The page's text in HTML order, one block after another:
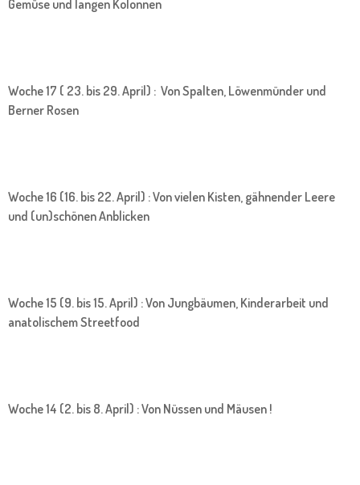
Gemüse und langen Kolonnen
Woche 17 ( 23. bis 29. April) : Von Spalten, Löwenmünder und
Berner Rosen
Woche 16 (16. bis 22. April) : Von vielen Kisten, gähnender Leere
und (un)schönen Anblicken
Woche 15 (9. bis 15. April) : Von Jungbäumen, Kinderarbeit und
anatolischem Streetfood
Woche 14 (2. bis 8. April) : Von Nüssen und Mäusen !